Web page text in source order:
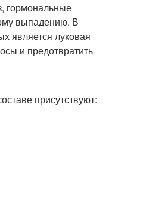
гормональные
выпадению. В
является луковая
и предотвратить
присутствуют: